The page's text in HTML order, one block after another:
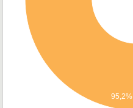
95,2%